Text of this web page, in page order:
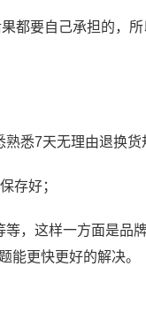
都要自己承担的，
悉7天无理由退换货
存好；
，这样一方面是品
能更快更好的解决。